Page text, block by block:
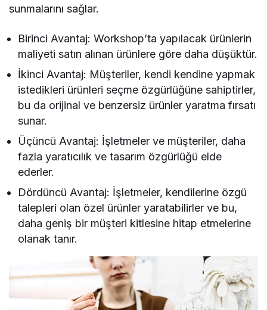
sunmalarını sağlar.
Birinci Avantaj: Workshop’ta yapılacak ürünlerin
maliyeti satın alınan ürünlere göre daha düşüktür.
İkinci Avantaj: Müşteriler, kendi kendine yapmak
istedikleri ürünleri seçme özgürlüğüne sahiptirler,
bu da orijinal ve benzersiz ürünler yaratma fırsatı
sunar.
Üçüncü Avantaj: İşletmeler ve müşteriler, daha
fazla yaratıcılık ve tasarım özgürlüğü elde
ederler.
Dördüncü Avantaj: İşletmeler, kendilerine özgü
talepleri olan özel ürünler yaratabilirler ve bu,
daha geniş bir müşteri kitlesine hitap etmelerine
olanak tanır.